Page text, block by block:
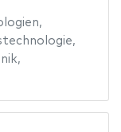
,
,
,